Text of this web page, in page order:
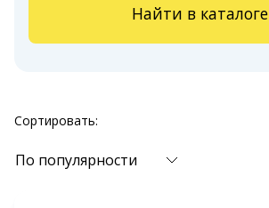
Найти в каталоге
Сортировать:
По популярности